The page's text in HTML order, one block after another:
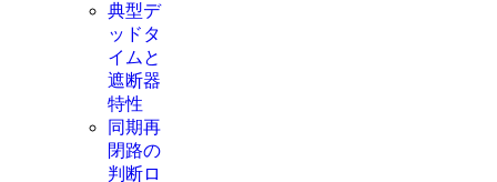
典型デ
ッドタ
イムと
遮断器
特性
同期再
閉路の
判断ロ